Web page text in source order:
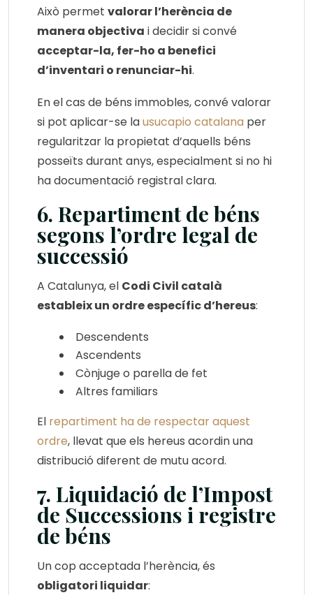
Això permet valorar l’herència de
manera objectiva i decidir si convé
acceptar-la, fer-ho a benefici
d’inventari o renunciar-hi.
En el cas de béns immobles, convé valorar
si pot aplicar-se lausucapio catalana per
regularitzar la propietat d’aquells béns
posseïts durant anys, especialment si no hi
ha documentació registral clara.
6. Repartiment de béns
segons l’ordre legal de
successió
A Catalunya, el Codi Civil català
estableix un ordre específic d’hereus:
Descendents
Ascendents
Cònjuge o parella de fet
Altres familiars
El repartiment ha de respectar aquest
ordre, llevat que els hereus acordin una
distribució diferent de mutu acord.
7. Liquidació de l’Impost
de Successions i registre
de béns
Un cop acceptada l’herència, és
obligatori liquidar: